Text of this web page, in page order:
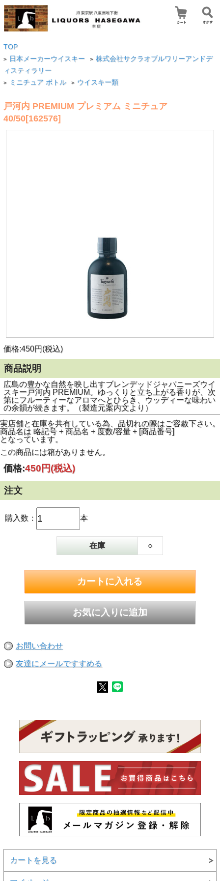
TOP
> 日本メーカーウイスキー > 株式会社サクラオブルワリーアンドデ
ィスティラリー
> ミニチュア ボトル > ウイスキー類
戸河内 PREMIUM プレミアム ミニチュア
40/50[162576]
価格:450円(税込)
商品説明
広島の豊かな自然を映し出すブレンデッドジャパニーズウイ
スキー戸河内 PREMIUM。ゆっくりと立ち上がる香りが、次
第にフルーティーなアロマへとひらき、ウッディーな味わい
の余韻が続きます。（製造元案内文より）
実店舗と在庫を共有している為、品切れの際はご容赦下さい。
商品名は 略記号 + 商品名 + 度数/容量 + [商品番号]
となっています。
この商品には箱がありません。
価格:450円(税込)
注文
購入数： 本
在庫 ○
お問い合わせ
友達にメールですすめる
カートを見る